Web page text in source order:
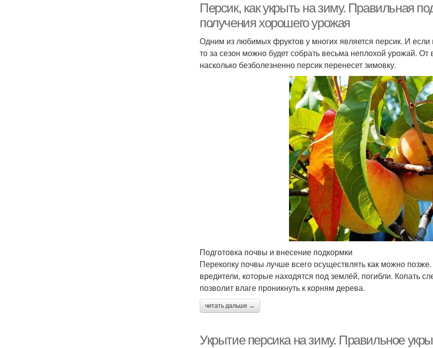
Персик, как укрыть на зиму. Правильная
получения хорошего урожая
Одним из любимых фруктов у многих является персик. И если
то за сезон можно будет собрать весьма неплохой урожай.
насколько безболезненно персик перенесет зимовку.
Подготовка почвы и внесение подкормки
Перекопку почвы лучше всего осуществлять как можно
вредители, которые находятся под землёй, погибли. Копать
позволит влаге проникнуть к корням дерева.
читать дальше →
Укрытие персика на зиму. Правильное